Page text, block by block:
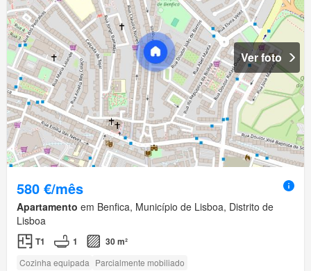
Ver foto
580 €/mês
Apartamento em Benfica, Município de Lisboa, Distrito de
Lisboa
T1 1 30 m²
Cozinha equipada Parcialmente mobiliado